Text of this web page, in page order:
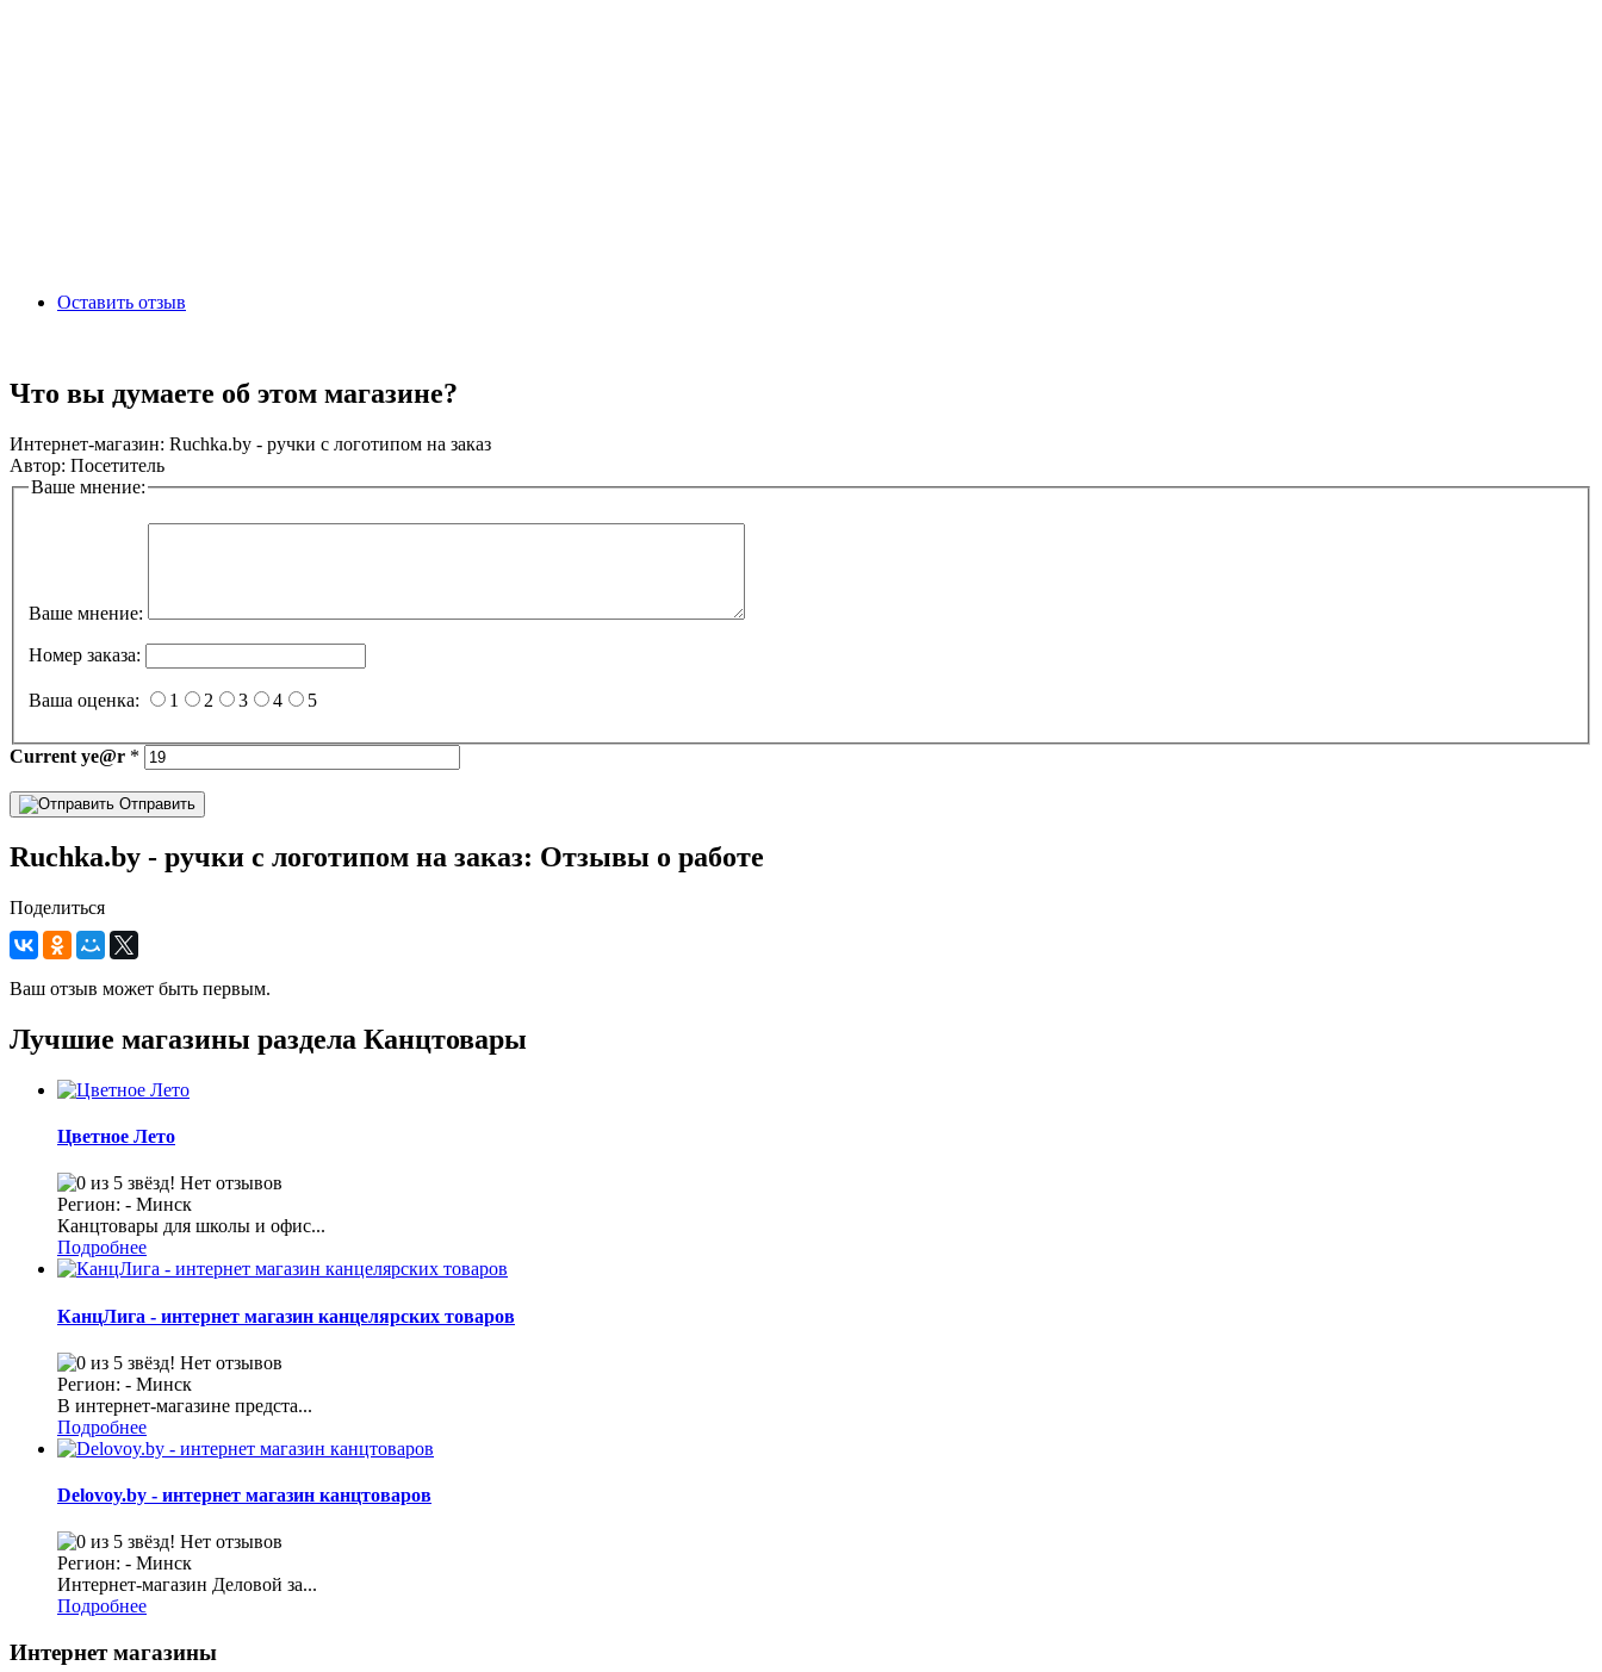
Оставить отзыв
Что вы думаете об этом магазине?
Интернет-магазин: Ruchka.by - ручки с логотипом на заказ
Автор: Посетитель
Ваше мнение:
Ваше мнение:
Номер заказа:
Ваша оценка: 1 2 3 4 5
Current ye@r *
Отправить
Ruchka.by - ручки с логотипом на заказ: Отзывы о работе
Поделиться
Ваш отзыв может быть первым.
Лучшие магазины раздела Канцтовары
Цветное Лето
Нет отзывов
Регион: - Минск
Канцтовары для школы и офис...
Подробнее
КанцЛига - интернет магазин канцелярских товаров
Нет отзывов
Регион: - Минск
В интернет-магазине предста...
Подробнее
Delovoy.by - интернет магазин канцтоваров
Нет отзывов
Регион: - Минск
Интернет-магазин Деловой за...
Подробнее
Интернет магазины